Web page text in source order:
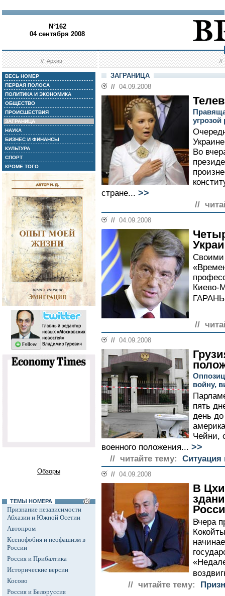
N°162
04 сентября 2008
//Архив //
ВЕСЬ НОМЕР
ПЕРВАЯ ПОЛОСА
ПОЛИТИКА И ЭКОНОМИКА
ОБЩЕСТВО
ПРОИСШЕСТВИЯ
ЗАГРАНИЦА
НАУКА
БИЗНЕС И ФИНАНСЫ
КУЛЬТУРА
СПОРТ
КРОМЕ ТОГО
Обзоры
ТЕМЫ НОМЕРА
Признание независимости
Абхазии и Южной Осетии
Автопром
Ксенофобия и неофашизм в
России
Россия и Прибалтика
Исторические версии
Косово
Россия и Белоруссия
ЗАГРАНИЦА
// 04.09.2008
угрозой
Во
стране... >>
//
// 04.09.2008
Своими
Киево-
//
// 04.09.2008
войну,
пять
день
Чейни,
военного положения... >>
// читайте тему: Ситуация
// 04.09.2008
В
Вчера
// читайте тему: